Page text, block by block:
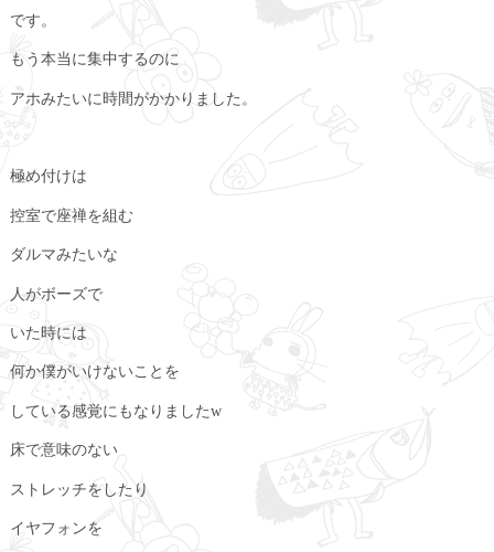
です。
もう本当に集中するのに
アホみたいに時間がかかりました。
極め付けは
控室で座禅を組む
ダルマみたいな
人がボーズで
いた時には
何か僕がいけないことを
している感覚にもなりましたw
床で意味のない
ストレッチをしたり
イヤフォンを